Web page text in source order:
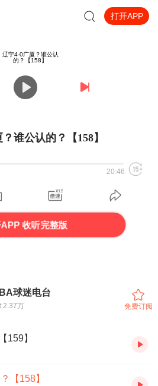
打开APP
谁公认的？【158】
20:46
收听完整版
球迷电台
2.37万 免费订阅
159】
【158】